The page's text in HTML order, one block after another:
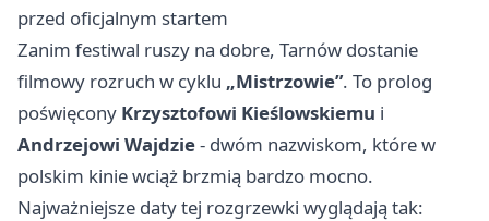
przed oficjalnym startem
Zanim festiwal ruszy na dobre, Tarnów dostanie
filmowy rozruch w cyklu „Mistrzowie”. To prolog
poświęcony Krzysztofowi Kieślowskiemu i
Andrzejowi Wajdzie- dwóm nazwiskom, które w
polskim kinie wciąż brzmią bardzo mocno.
Najważniejsze daty tej rozgrzewki wyglądają tak: